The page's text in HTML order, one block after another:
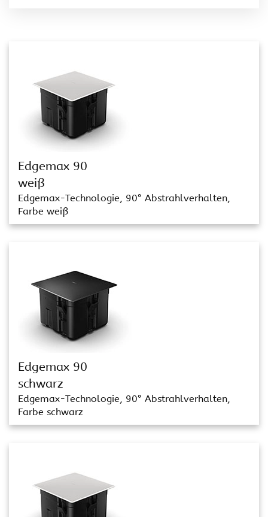
Edgemax 90
weiß
Edgemax-Technologie, 90° Abstrahlverhalten,
Farbe weiß
Edgemax 90
schwarz
Edgemax-Technologie, 90° Abstrahlverhalten,
Farbe schwarz